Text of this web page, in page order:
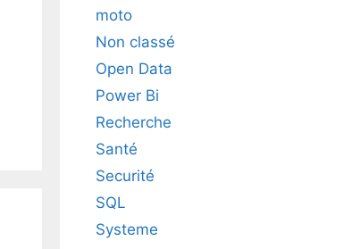
moto
Non classé
Open Data
Power Bi
Recherche
Santé
Securité
SQL
Systeme